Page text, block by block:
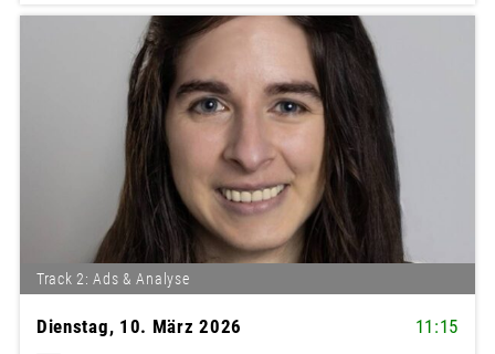
Track 2: Ads & Analyse
Dienstag, 10. März 2026 11:15